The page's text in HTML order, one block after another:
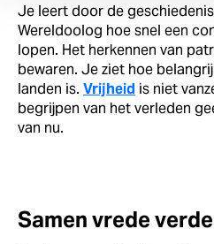
Je leert door de
Wereldoolog hoe snel een
lopen. Het herkennen van
bewaren. Je ziet hoe
landen is. Vrijheid is niet
begrijpen van het verleden
van nu.
Samen vrede